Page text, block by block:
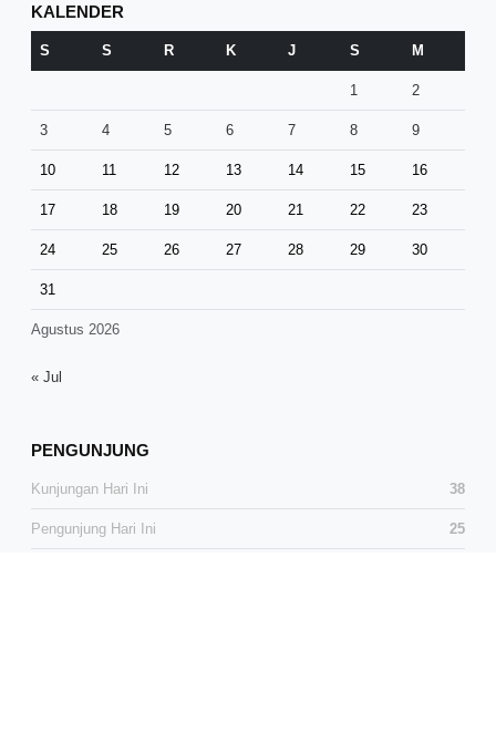
KALENDER
Agustus 2026
S S R K J S M
1 2
3 4 5 6 7 8 9
10 11 12 13 14 15 16
17 18 19 20 21 22 23
24 25 26 27 28 29 30
31
« Jul
PENGUNJUNG
Kunjungan Hari Ini 38
Pengunjung Hari Ini 25